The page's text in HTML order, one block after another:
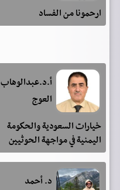
ارحمونا من الفساد
أ.د.عبدالوهاب
العوج
خيارات السعودية والحكومة
اليمنية في مواجهة الحوثيين
د. أحمد